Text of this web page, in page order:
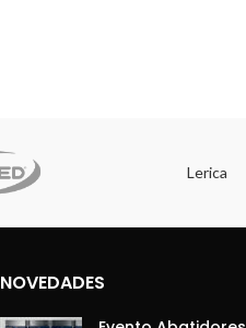
NOVEDADES